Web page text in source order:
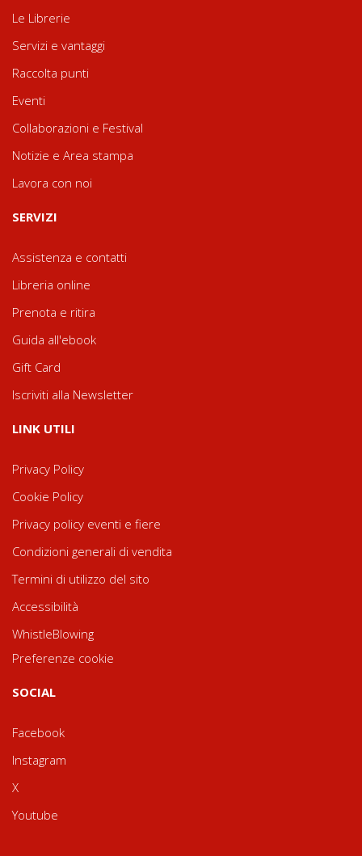
Le Librerie
Servizi e vantaggi
Raccolta punti
Eventi
Collaborazioni e Festival
Notizie e Area stampa
Lavora con noi
SERVIZI
Assistenza e contatti
Libreria online
Prenota e ritira
Guida all'ebook
Gift Card
Iscriviti alla Newsletter
LINK UTILI
Privacy Policy
Cookie Policy
Privacy policy eventi e fiere
Condizioni generali di vendita
Termini di utilizzo del sito
Accessibilità
WhistleBlowing
Preferenze cookie
SOCIAL
Facebook
Instagram
X
Youtube